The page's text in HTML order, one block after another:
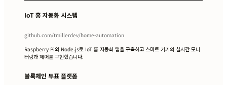
IoT 홈 자동화 시스템
github.com/tmillerdev/home-automation
Raspberry Pi와 Node.js로 IoT 홈 자동화 앱을 구축하고 스마트 기기의 실시간 모니
터링과 제어를 구현했습니다.
블록체인 투표 플랫폼